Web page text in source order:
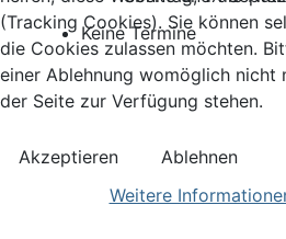
Keine Termine
(Tracking Cookies). Sie können
die Cookies zulassen möchten.
einer Ablehnung womöglich nicht
der Seite zur Verfügung stehen.
Akzeptieren
Ablehnen
Weitere